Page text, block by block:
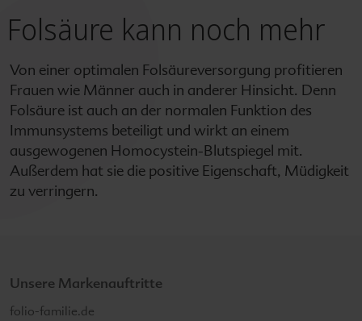
Folsäure kann noch mehr
Von einer optimalen Folsäureversorgung profitieren
Frauen wie Männer auch in anderer Hinsicht. Denn
Folsäure ist auch an der normalen Funktion des
Immunsystems beteiligt und wirkt an einem
ausgewogenen Homocystein-Blutspiegel mit.
Außerdem hat sie die positive Eigenschaft, Müdigkeit
zu verringern.
Unsere Markenauftritte
folio-familie.de